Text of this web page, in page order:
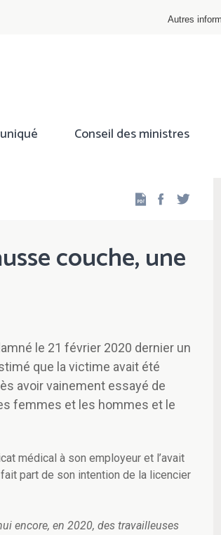
Autres
Conseil des ministres
Facebook
couche, une
le 21 février 2020 dernier un
que la victime avait été
avoir vainement essayé de
femmes et les hommes et le
médical à son employeur et l’avait
part de son intention de la licencier
encore, en 2020, des travailleuses